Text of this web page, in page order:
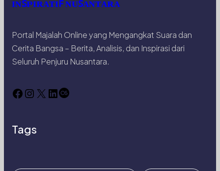
Portal Majalah Online yang Mengangkat Suara dan
Cerita Bangsa – Berita, Analisis, dan Inspirasi dari
Seluruh Penjuru Nusantara.
Facebook Instagram X LinkedIn Last.fm
Tags